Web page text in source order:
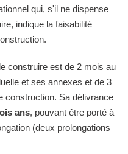
qui, s'il ne dispense
indique la faisabilité
construire est de 2 mois au
et ses annexes et de 3
construction. Sa délivrance
ans, pouvant être porté à
(deux prolongations